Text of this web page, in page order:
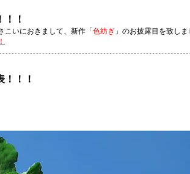
！！
こいにおきまして、新作「色紡ぎ 」のお披露目を致し
！！！